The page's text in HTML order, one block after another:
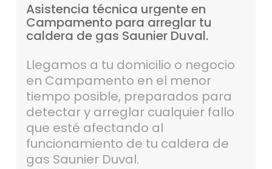
Asistencia técnica urgenteen
Campamento para arreglar tu
caldera de gas Saunier Duval.
Llegamos a tu domicilio o negocio
en Campamento en el menor
tiempo posible, preparados para
detectar y arreglar cualquier fallo
que esté afectando al
funcionamiento de tu caldera de
gas Saunier Duval.